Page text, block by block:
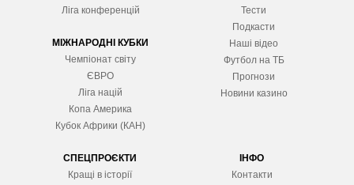
Ліга конференцій
МІЖНАРОДНІ КУБКИ
Чемпіонат світу
ЄВРО
Ліга націй
Копа Америка
Кубок Африки (КАН)
Тести
Подкасти
Наші відео
Футбол на ТБ
Прогнози
Новини казино
СПЕЦПРОЄКТИ
Кращі в історії
ІНФО
Контакти